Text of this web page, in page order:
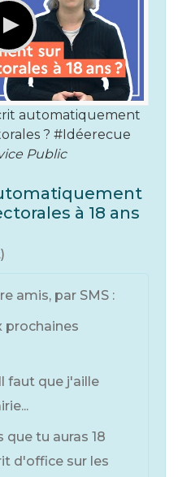
automatiquement
? #Idéerecue
Public
à 18 ans
amis, par SMS :
prochaines
faut que j'aille
que tu auras 18
d'office sur les